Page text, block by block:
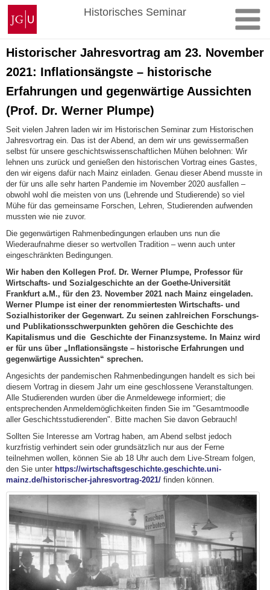
Zum
Inhalt
springen
Johannes
Gutenberg-
Universität
Mainz
Historisches Seminar
Historischer Jahresvortrag am 23. November
2021: Inflationsängste – historische
Erfahrungen und gegenwärtige Aussichten
(Prof. Dr. Werner Plumpe)
Seit vielen Jahren laden wir im Historischen Seminar zum Historischen
Jahresvortrag ein. Das ist der Abend, an dem wir uns gewissermaßen
selbst für unsere geschichtswissenschaftlichen Mühen belohnen: Wir
lehnen uns zurück und genießen den historischen Vortrag eines Gastes,
den wir eigens dafür nach Mainz einladen. Genau dieser Abend musste in
der für uns alle sehr harten Pandemie im November 2020 ausfallen –
obwohl wohl die meisten von uns (Lehrende und Studierende) so viel
Mühe für das gemeinsame Forschen, Lehren, Studierenden aufwenden
mussten wie nie zuvor.
Die gegenwärtigen Rahmenbedingungen erlauben uns nun die
Wiederaufnahme dieser so wertvollen Tradition – wenn auch unter
eingeschränkten Bedingungen.
Wir haben den Kollegen Prof. Dr. Werner Plumpe, Professor für
Wirtschafts- und Sozialgeschichte an der Goethe-Universität
Frankfurt a.M., für den 23. November 2021 nach Mainz eingeladen.
Werner Plumpe ist einer der renommiertesten Wirtschafts- und
Sozialhistoriker der Gegenwart. Zu seinen zahlreichen Forschungs-
und Publikationsschwerpunkten gehören die Geschichte des
Kapitalismus und die Geschichte der Finanzsysteme. In Mainz wird
er für uns über „Inflationsängste – historische Erfahrungen und
gegenwärtige Aussichten“ sprechen.
Angesichts der pandemischen Rahmenbedingungen handelt es sich bei
diesem Vortrag in diesem Jahr um eine geschlossene Veranstaltungen.
Alle Studierenden wurden über die Anmeldewege informiert; die
entsprechenden Anmeldemöglichkeiten finden Sie im "Gesamtmoodle
aller Geschichtsstudierenden". Bitte machen Sie davon Gebrauch!
Sollten Sie Interesse am Vortrag haben, am Abend selbst jedoch
kurzfristig verhindert sein oder grundsätzlich nur aus der Ferne
teilnehmen wollen, können Sie ab 18 Uhr auch dem Live-Stream folgen,
den Sie unter https://wirtschaftsgeschichte.geschichte.uni-
mainz.de/historischer-jahresvortrag-2021/ finden können.